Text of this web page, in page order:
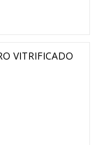
VITRIFICADO